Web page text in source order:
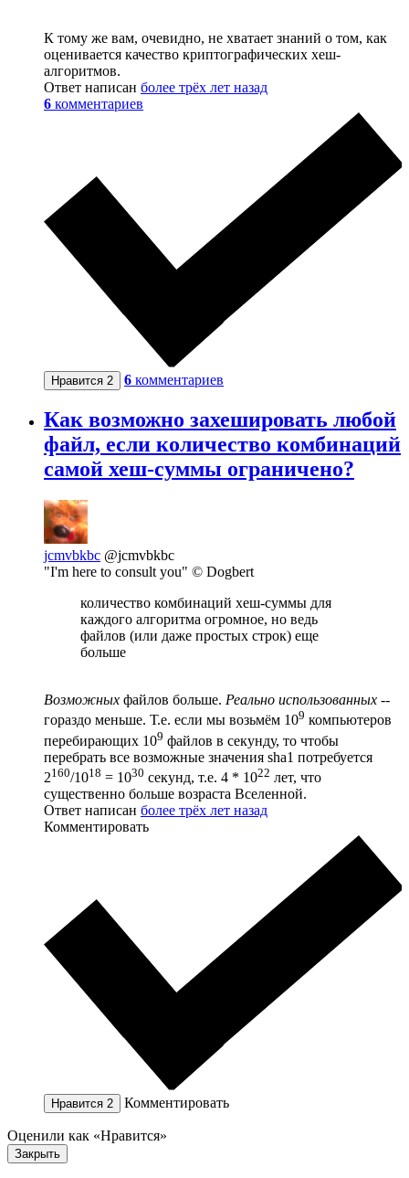
К тому же вам, очевидно, не хватает знаний о том, как
оценивается качество криптографических хеш-
алгоритмов.
Ответ написан более трёх лет назад
6 комментариев
Нравится 2 6 комментариев
Как возможно захешировать любой
файл, если количество комбинаций
самой хеш-суммы ограничено?
jcmvbkbc @jcmvbkbc
"I'm here to consult you" © Dogbert
количество комбинаций хеш-суммы для
каждого алгоритма огромное, но ведь
файлов (или даже простых строк) еще
больше
Возможных файлов больше. Реально использованных --
гораздо меньше. Т.е. если мы возьмём 109 компьютеров
перебирающих 109 файлов в секунду, то чтобы
перебрать все возможные значения sha1 потребуется
2160/1018 = 1030 секунд, т.е. 4 * 1022 лет, что
существенно больше возраста Вселенной.
Ответ написан более трёх лет назад
Комментировать
Нравится 2 Комментировать
Оценили как «Нравится»
Закрыть